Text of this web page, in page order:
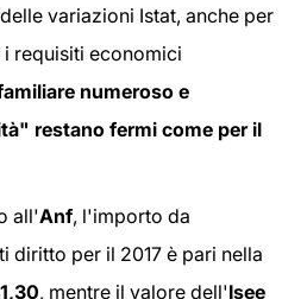
variazioni Istat, anche per
requisiti economici
numeroso e
restano fermi come per il
all'Anf, l'importo da
diritto per il 2017 è pari nella
, mentre il valore dell'Isee